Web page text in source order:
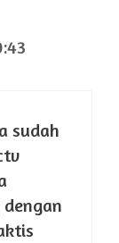
sudah